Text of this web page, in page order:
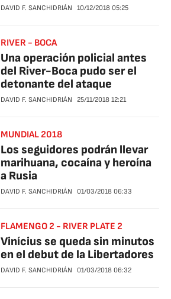
DAVID F. SANCHIDRIÁN 10/12/2018 05:25
RIVER - BOCA
Una operación policial antes
del River-Boca pudo ser el
detonante del ataque
DAVID F. SANCHIDRIÁN 25/11/2018 12:21
MUNDIAL 2018
Los seguidores podrán llevar
marihuana, cocaína y heroína
a Rusia
DAVID F. SANCHIDRIÁN 01/03/2018 06:33
FLAMENGO 2 - RIVER PLATE 2
Vinícius se queda sin minutos
en el debut de la Libertadores
DAVID F. SANCHIDRIÁN 01/03/2018 06:32